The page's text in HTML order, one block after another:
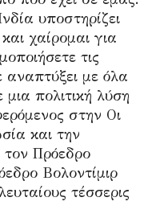
υποστηρίζει
χαίρομαι για
τις
αναπτύξει με όλα
πολιτική λύση
στην Οι
και την
τον Πρόεδρο
Βολοντίμιρ
τέσσερις